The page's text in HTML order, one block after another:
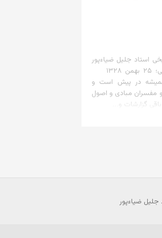
استاد جلیل ضیاءپور
همیشه در پیش است و
مفسران مبادی و اصول
گزارشات و...
ضیاءپور